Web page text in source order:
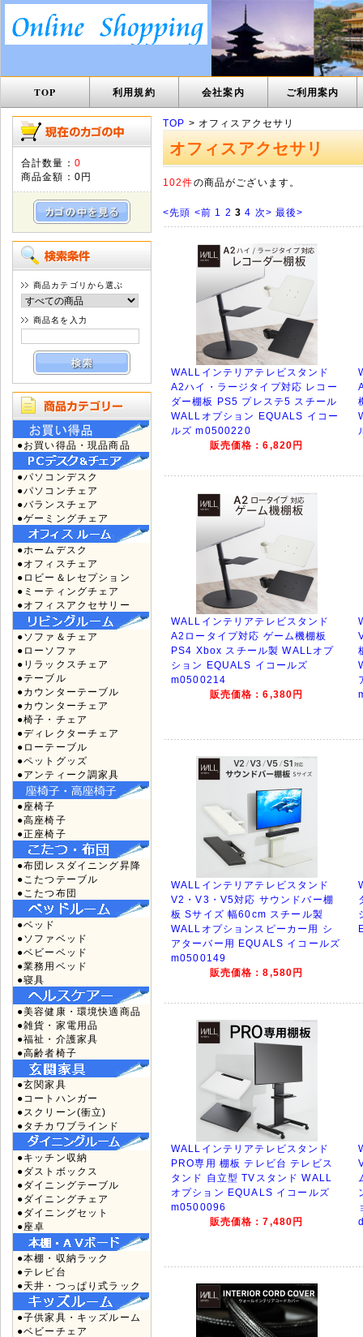
TOP 利用規約 会社案内 ご利用案内
合計数量： 0
商品金額： 0円
商品カテゴリから選ぶ
商品名を入力
●お買い得品・現品商品
●パソコンデスク
●パソコンチェア
●バランスチェア
●ゲーミングチェア
●ホームデスク
●オフィスチェア
●ロビー＆レセプション
●ミーティングチェア
●オフィスアクセサリー
●ソファ＆チェア
●ローソファ
●リラックスチェア
●テーブル
●カウンターテーブル
●カウンターチェア
●椅子・チェア
●ディレクターチェア
●ローテーブル
●ペットグッズ
●アンティーク調家具
●座椅子
●高座椅子
●正座椅子
●布団レスダイニング昇降
●こたつテーブル
●こたつ布団
●ベッド
●ソファベッド
●ベビーベッド
●業務用ベッド
●寝具
●美容健康・環境快適商品
●雑貨・家電用品
●福祉・介護家具
●高齢者椅子
●玄関家具
●コートハンガー
●スクリーン(衝立)
●タチカワブラインド
●キッチン収納
●ダストボックス
●ダイニングテーブル
●ダイニングチェア
●ダイニングセット
●座卓
●本棚・収納ラック
●テレビ台
●天井・つっぱり式ラック
●子供家具・キッズルーム
●ベビーチェア
TOP > オフィスアクセサリ
オフィスアクセサリ
102件の商品がございます。
<先頭 <前 1 2 3 4 次> 最後>
WALLインテリアテレビスタンド
A2ハイ・ラージタイプ対応 レコー
ダー棚板 PS5 プレステ5 スチール
WALLオプション EQUALS イコー
ルズ m0500220
販売価格：6,820円
WALLインテリアテレビスタンド
A2ロータイプ対応 ゲーム機棚板
PS4 Xbox スチール製 WALLオプ
ション EQUALS イコールズ
m0500214
販売価格：6,380円
WALLインテリアテレビスタンド
V2・V3・V5対応 サウンドバー棚
板 Sサイズ 幅60cm スチール製
WALLオプションスピーカー用 シ
アターバー用 EQUALS イコールズ
m0500149
販売価格：8,580円
WALLインテリアテレビスタンド
PRO専用 棚板 テレビ台 テレビス
タンド 自立型 TVスタンド WALL
オプション EQUALS イコールズ
m0500096
販売価格：7,480円